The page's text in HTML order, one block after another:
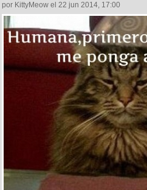
por KittyMeow el 22 jun 2014, 17:00